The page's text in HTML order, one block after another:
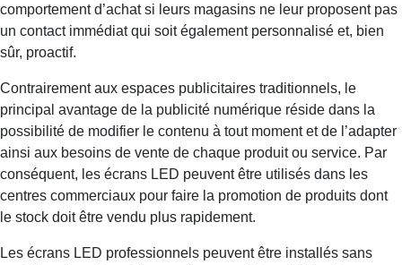
comportement d’achat si leurs magasins ne leur proposent pas
un contact immédiat qui soit également personnalisé et, bien
sûr, proactif.
Contrairement aux espaces publicitaires traditionnels, le
principal avantage de la publicité numérique réside dans la
possibilité de modifier le contenu à tout moment et de l’adapter
ainsi aux besoins de vente de chaque produit ou service. Par
conséquent, les écrans LED peuvent être utilisés dans les
centres commerciaux pour faire la promotion de produits dont
le stock doit être vendu plus rapidement.
Les écrans LED professionnels peuvent être installés sans